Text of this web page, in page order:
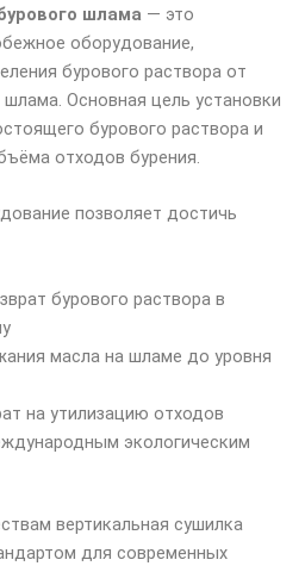
шлама — это
оборудование,
бурового раствора от
Основная цель установки
бурового раствора и
отходов бурения.
позволяет достичь
бурового раствора в
масла на шламе до уровня
на утилизацию отходов
экологическим
вертикальная сушилка
для современных